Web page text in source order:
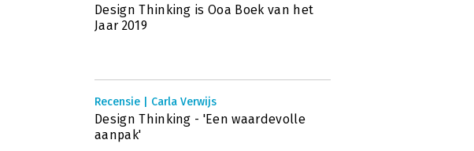
Design Thinking is Ooa Boek van het
Jaar 2019
Recensie | Carla Verwijs
Design Thinking - 'Een waardevolle
aanpak'